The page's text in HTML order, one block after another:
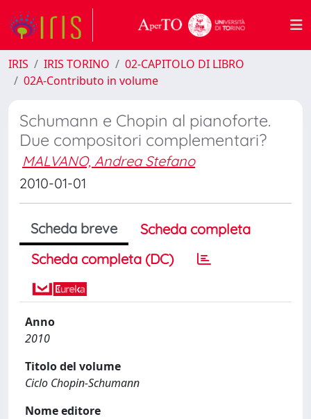
IRIS IRIS TORINO
02-CAPITOLO DI LIBRO
02A-Contributo in volume
Schumann e Chopin al pianoforte.
Due compositori complementari?
MALVANO, Andrea Stefano
2010-01-01
Scheda breve
Scheda completa
Scheda completa (DC)
Anno
2010
Titolo del volume
Ciclo Chopin-Schumann
Nome editore